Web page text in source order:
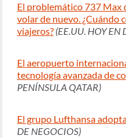
El problemático 737 Max
volar de nuevo. ¿Cuándo
viajeros? (EE.UU. HOY EN
El aeropuerto
tecnología avanzada de
PENÍNSULA QATAR)
El grupo Lufthansa
DE NEGOCIOS)